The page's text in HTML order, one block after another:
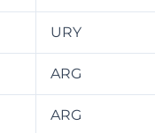
URY
ARG
ARG